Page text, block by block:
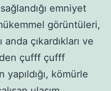
emniyet
görüntüleri,
anda çıkardıkları ve
çufff çufff
kömürle